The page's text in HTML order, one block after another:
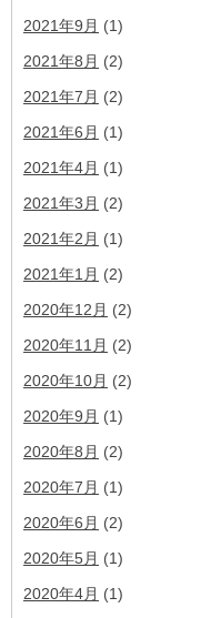
2021年9月 (1)
2021年8月 (2)
2021年7月 (2)
2021年6月 (1)
2021年4月 (1)
2021年3月 (2)
2021年2月 (1)
2021年1月 (2)
2020年12月 (2)
2020年11月 (2)
2020年10月 (2)
2020年9月 (1)
2020年8月 (2)
2020年7月 (1)
2020年6月 (2)
2020年5月 (1)
2020年4月 (1)